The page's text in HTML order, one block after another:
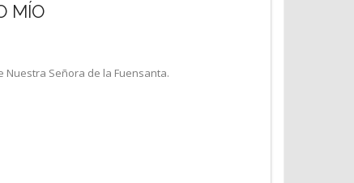
MÍO
Nuestra Señora de la Fuensanta.